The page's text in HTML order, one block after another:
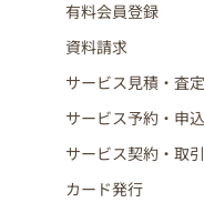
有料会員登録
資料請求
サービス見積・査定
サービス予約・申込
サービス契約・取引
カード発行